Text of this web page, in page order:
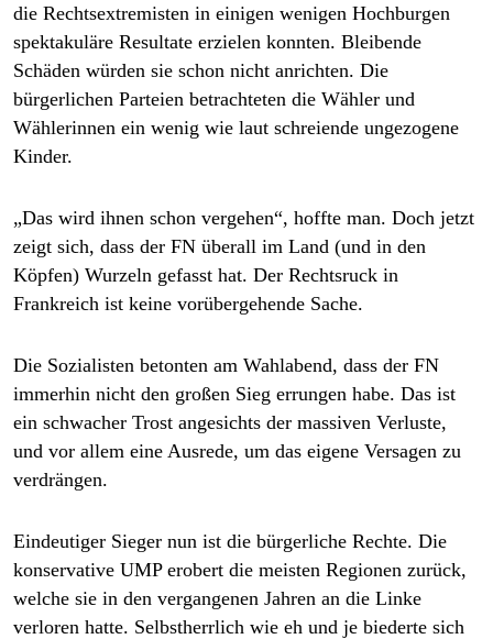
die Rechtsextremisten in einigen wenigen Hochburgen
spektakuläre Resultate erzielen konnten. Bleibende
Schäden würden sie schon nicht anrichten. Die
bürgerlichen Parteien betrachteten die Wähler und
Wählerinnen ein wenig wie laut schreiende ungezogene
Kinder.
„Das wird ihnen schon vergehen“, hoffte man. Doch jetzt
zeigt sich, dass der FN überall im Land (und in den
Köpfen) Wurzeln gefasst hat. Der Rechtsruck in
Frankreich ist keine vorübergehende Sache.
Die Sozialisten betonten am Wahlabend, dass der FN
immerhin nicht den großen Sieg errungen habe. Das ist
ein schwacher Trost angesichts der massiven Verluste,
und vor allem eine Ausrede, um das eigene Versagen zu
verdrängen.
Eindeutiger Sieger nun ist die bürgerliche Rechte. Die
konservative UMP erobert die meisten Regionen zurück,
welche sie in den vergangenen Jahren an die Linke
verloren hatte. Selbstherrlich wie eh und je biederte sich